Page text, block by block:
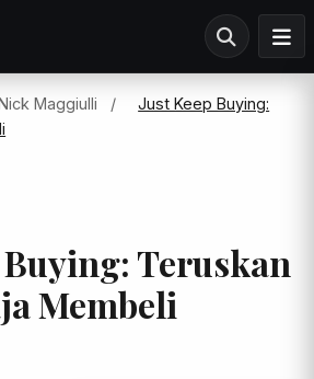
Maggiulli /
Just Keep Buying:
Buying: Teruskan
Membeli